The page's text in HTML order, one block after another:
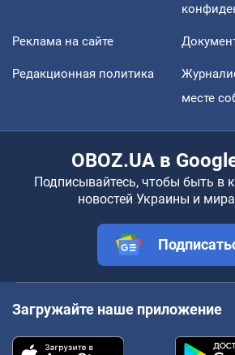
Реклама на сайте
Редакционная политика
месте
OBOZ.UA в
Подписывайтесь, чтобы быть в
новостей Украины и
Загружайте наше приложение